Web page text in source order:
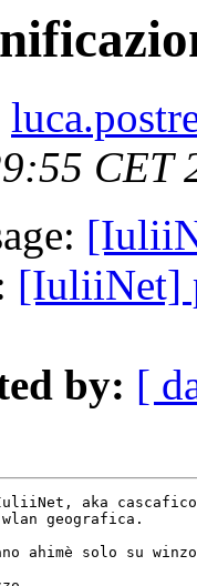
CET
[IuliiNet]
by: [
aka
geografica.
ahimè solo su